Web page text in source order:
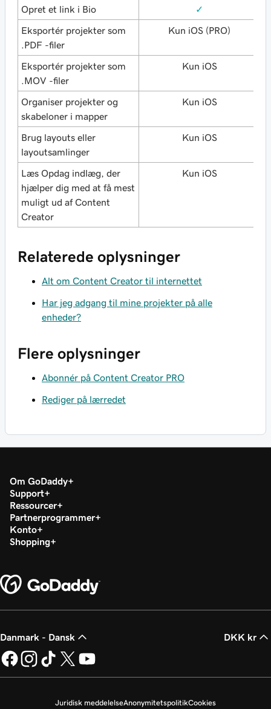
Opret et link i Bio ✓
Eksportér projekter som
.PDF -filer
Kun iOS (PRO)
Eksportér projekter som
.MOV -filer
Kun iOS
Organiser projekter og
skabeloner i mapper
Kun iOS
Brug layouts eller
layoutsamlinger
Kun iOS
Læs Opdag indlæg, der
hjælper dig med at få mest
muligt ud af Content
Creator
Kun iOS
Relaterede oplysninger
Alt om Content Creator til internettet
Har jeg adgang til mine projekter på alle
enheder?
Flere oplysninger
Abonnér på Content Creator PRO
Rediger på lærredet
Om GoDaddy
Support
Ressourcer
Partnerprogrammer
Konto
Shopping
Danmark - Dansk DKK kr
Juridisk meddelelseAnonymitetspolitikCookies